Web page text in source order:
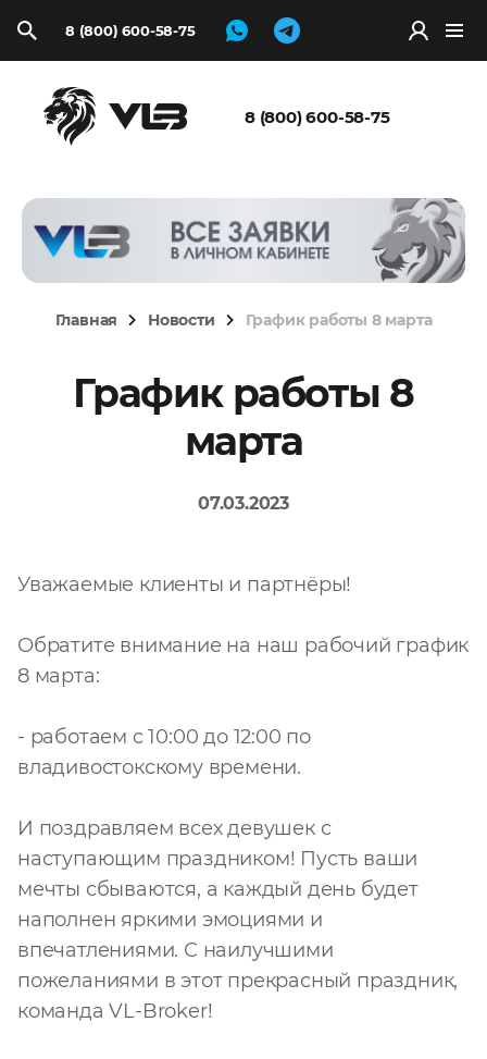
8 (800) 600-58-75
8 (800) 600-58-75
Главная Новости График работы 8 марта
График работы 8
марта
07.03.2023
Уважаемые клиенты и партнёры!
Обратите внимание на наш рабочий график
8 марта:
- работаем с 10:00 до 12:00 по
владивостокскому времени.
И поздравляем всех девушек с
наступающим праздником! Пусть ваши
мечты сбываются, а каждый день будет
наполнен яркими эмоциями и
впечатлениями. С наилучшими
пожеланиями в этот прекрасный праздник,
команда VL-Broker!
Запросить
расчёт
выбран
Добавить еще
политикой
конфиденциальности
и наобработку моих
данных
Запросить расчёт